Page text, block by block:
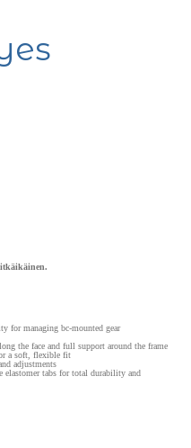
for managing bc-mounted gear
the face and full support around the frame
a soft, flexible fit
adjustments
elastomer tabs for total durability and